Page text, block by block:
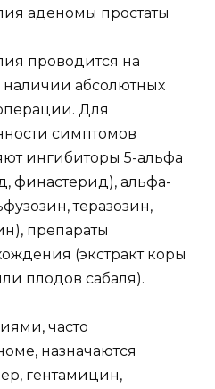
аденомы простаты
проводится на
абсолютных
Для
симптомов
ингибиторы 5-альфа
финастерид), альфа-
теразозин,
препараты
(экстракт коры
плодов сабаля).
часто
назначаются
гентамицин,